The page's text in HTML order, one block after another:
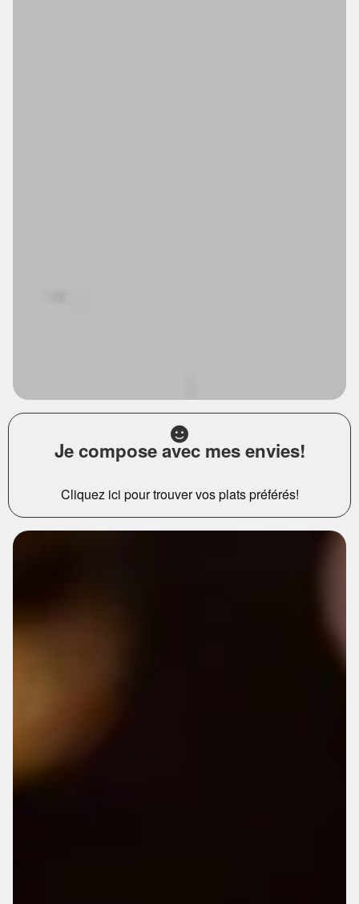
Je compose avec mes envies!
Cliquez ici pour trouver vos plats préférés!